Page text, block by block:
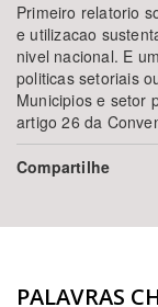
Primeiro relatorio
e utilizacao
nivel nacional. E
politicas setoriais
Municipios e setor
artigo 26 da
Compartilhe
PALAVRAS